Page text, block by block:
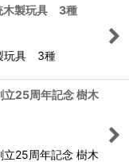
木製玩具 3種
玩具 3種
25周年記念 樹木
25周年記念 樹木